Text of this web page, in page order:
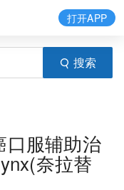
搜索
打开APP
口服辅助治
奈拉替